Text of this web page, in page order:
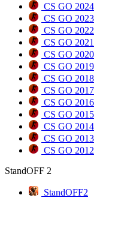
CS GO 2024
CS GO 2023
CS GO 2022
CS GO 2021
CS GO 2020
CS GO 2019
CS GO 2018
CS GO 2017
CS GO 2016
CS GO 2015
CS GO 2014
CS GO 2013
CS GO 2012
StandOFF 2
StandOFF2